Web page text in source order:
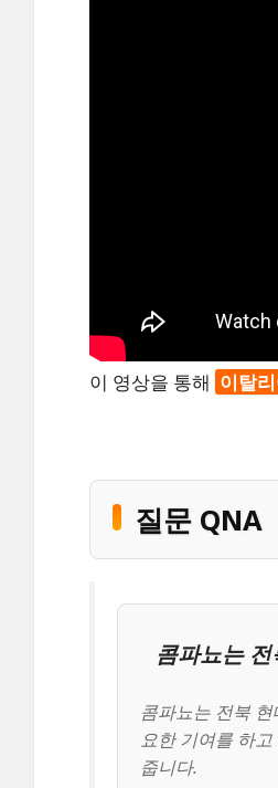
이 영상을 통해 이탈
질문 QNA
콤파뇨는
콤파뇨는 전북
요한 기여를 하
줍니다.